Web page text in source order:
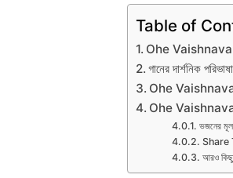
Table of
Ohe
গানের দার্শনিক
Ohe
Ohe
ভজনের
Share
আরও কিছু